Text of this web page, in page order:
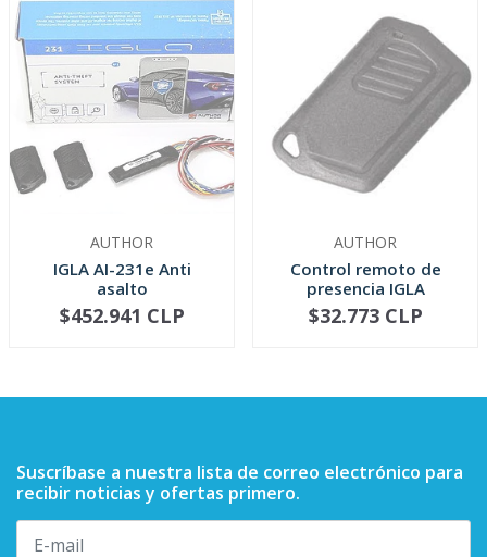
AUTHOR
IGLA AI-231e Anti
asalto
AGOTADO
$452.941 CLP
AUTHOR
Control remoto de
presencia IGLA
AGOTADO
$32.773 CLP
Suscríbase a nuestra lista de correo electrónico para
recibir noticias y ofertas primero.